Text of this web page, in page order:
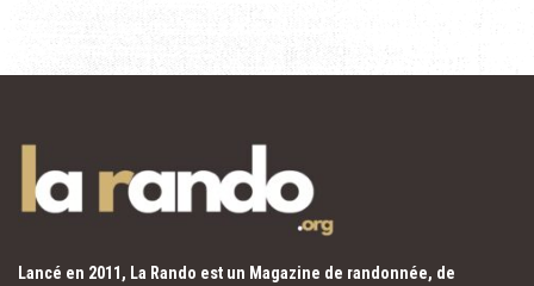
Lancé en 2011, La Rando est un Magazine de randonnée, de